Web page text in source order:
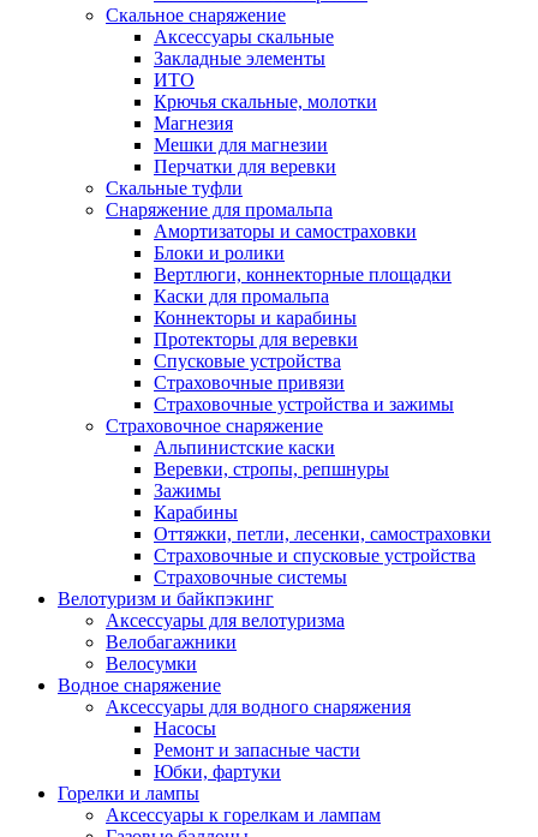
Скальное снаряжение
Аксессуары скальные
Закладные элементы
ИТО
Крючья скальные, молотки
Магнезия
Мешки для магнезии
Перчатки для веревки
Скальные туфли
Снаряжение для промальпа
Амортизаторы и самостраховки
Блоки и ролики
Вертлюги, коннекторные площадки
Каски для промальпа
Коннекторы и карабины
Протекторы для веревки
Спусковые устройства
Страховочные привязи
Страховочные устройства и зажимы
Страховочное снаряжение
Альпинистские каски
Веревки, стропы, репшнуры
Зажимы
Карабины
Оттяжки, петли, лесенки, самостраховки
Страховочные и спусковые устройства
Страховочные системы
Велотуризм и байкпэкинг
Аксессуары для велотуризма
Велобагажники
Велосумки
Водное снаряжение
Аксессуары для водного снаряжения
Насосы
Ремонт и запасные части
Юбки, фартуки
Горелки и лампы
Аксессуары к горелкам и лампам